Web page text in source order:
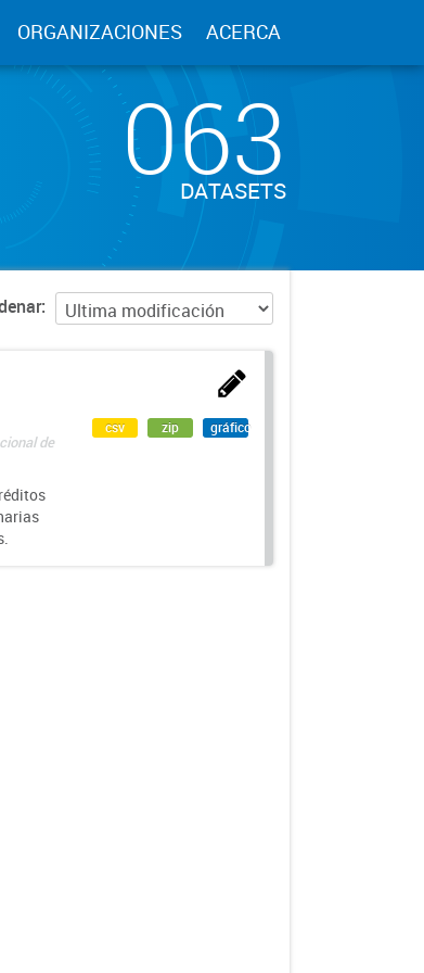
ORGANIZACIONES ACERCA
063
DATASETS
de
csv zip gráfico